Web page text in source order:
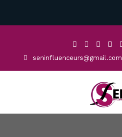
seninfluenceurs@gmail.com